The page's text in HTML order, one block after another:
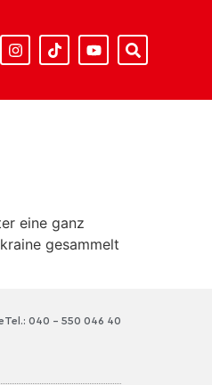
eine ganz
gesammelt
Tel.: 040 – 550 046 40